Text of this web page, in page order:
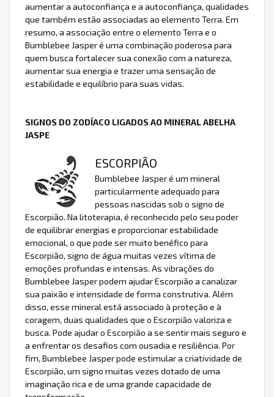
aumentar a autoconfiança e a autoconfiança, qualidades
que também estão associadas ao elemento Terra. Em
resumo, a associação entre o elemento Terra e o
Bumblebee Jasper é uma combinação poderosa para
quem busca fortalecer sua conexão com a natureza,
aumentar sua energia e trazer uma sensação de
estabilidade e equilíbrio para suas vidas.
SIGNOS DO ZODÍACO LIGADOS AO MINERAL ABELHA
JASPE
ESCORPIÃO
Bumblebee Jasper é um mineral
particularmente adequado para
pessoas nascidas sob o signo de
Escorpião. Na litoterapia, é reconhecido pelo seu poder
de equilibrar energias e proporcionar estabilidade
emocional, o que pode ser muito benéfico para
Escorpião, signo de água muitas vezes vítima de
emoções profundas e intensas. As vibrações do
Bumblebee Jasper podem ajudar Escorpião a canalizar
sua paixão e intensidade de forma construtiva. Além
disso, esse mineral está associado à proteção e à
coragem, duas qualidades que o Escorpião valoriza e
busca. Pode ajudar o Escorpião a se sentir mais seguro e
a enfrentar os desafios com ousadia e resiliência. Por
fim, Bumblebee Jasper pode estimular a criatividade de
Escorpião, um signo muitas vezes dotado de uma
imaginação rica e de uma grande capacidade de